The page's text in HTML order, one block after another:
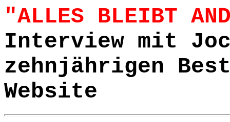
"ALLES BLEIBT
Interview mit
zehnjährigen
Website